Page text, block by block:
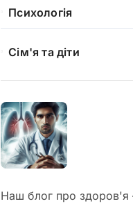
Психологія
Сім'я та діти
Наш блог про здоров'я